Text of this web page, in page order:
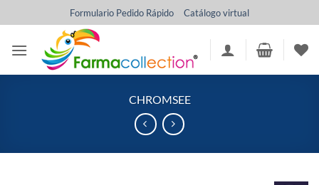
al
contenido
Formulario Pedido Rápido Catálogo virtual
CHROMSEE